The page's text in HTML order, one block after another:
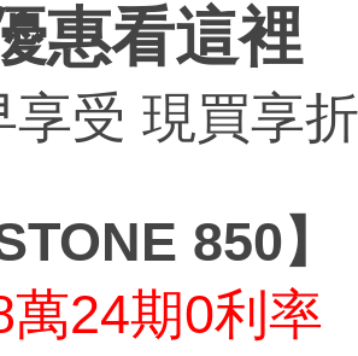
惠看這裡
享受 現買享
850】
萬24期0利率